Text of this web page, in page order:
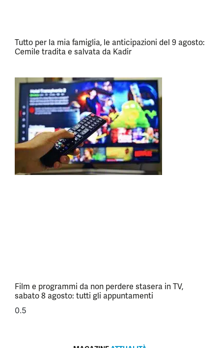
Tutto per la mia famiglia, le anticipazioni del 9 agosto:
Cemile tradita e salvata da Kadir
Film e programmi da non perdere stasera in TV,
sabato 8 agosto: tutti gli appuntamenti